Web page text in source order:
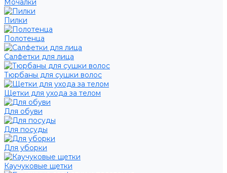
Мочалки
Пилки
Полотенца
Салфетки для лица
Тюрбаны для сушки волос
Щетки для ухода за телом
Для обуви
Для посуды
Для уборки
Каучуковые щетки